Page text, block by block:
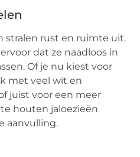
stralen rust en ruimte uit.
dat ze naadloos in
Of je nu kiest voor
met veel wit en
juist voor een meer
houten jaloezieën
aanvulling.